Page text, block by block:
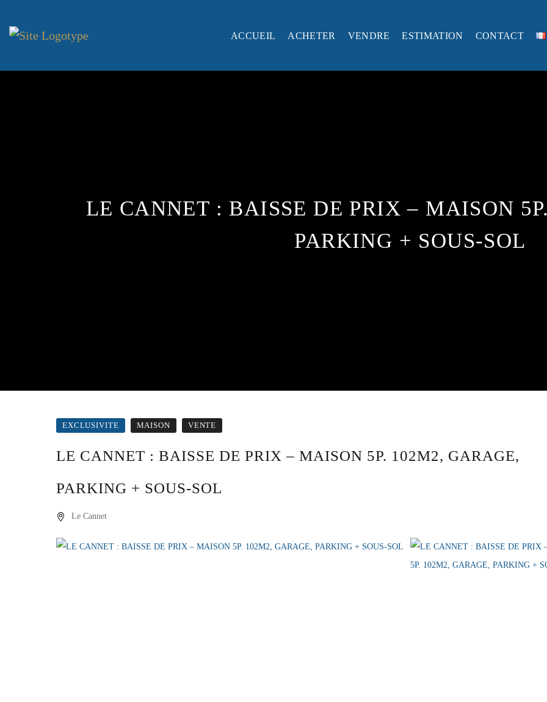
ACCUEIL ACHETER VENDRE ESTIMATION CONTACT
LE CANNET : BAISSE DE PRIX – MAISON
PARKING + SOUS-SOL
EXCLUSIVITE MAISON VENTE
LE CANNET : BAISSE DE PRIX – MAISON 5P. 102M2, GARAGE,
PARKING + SOUS-SOL
Le Cannet